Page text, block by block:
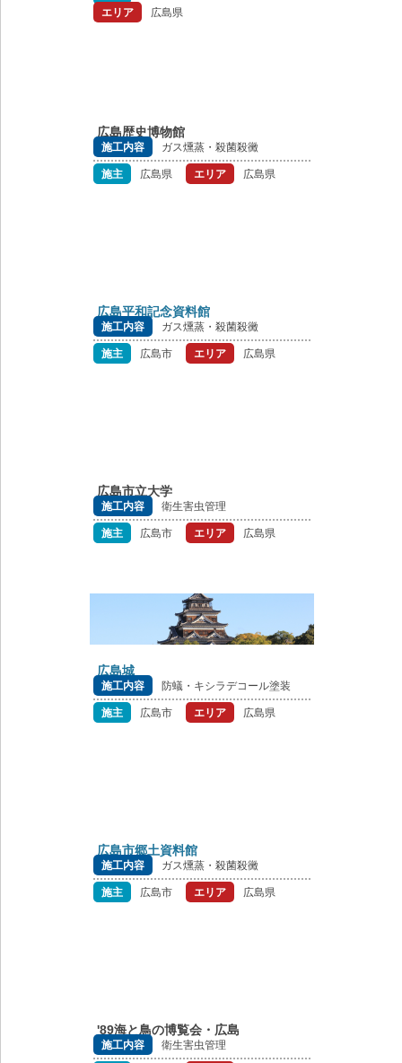
エリア
広島県
広島歴史博物館
施工内容
ガス燻蒸・殺菌殺黴
施主
広島県 エリア 広島県
広島平和記念資料館
施工内容
ガス燻蒸・殺菌殺黴
施主
広島市 エリア 広島県
広島市立大学
施工内容
衛生害虫管理
施主
広島市 エリア 広島県
広島城
施工内容
防蟻・キシラデコール塗装
施主
広島市 エリア 広島県
広島市郷土資料館
施工内容
ガス燻蒸・殺菌殺黴
施主
広島市 エリア 広島県
'89海と鳥の博覧会・広島
施工内容
衛生害虫管理